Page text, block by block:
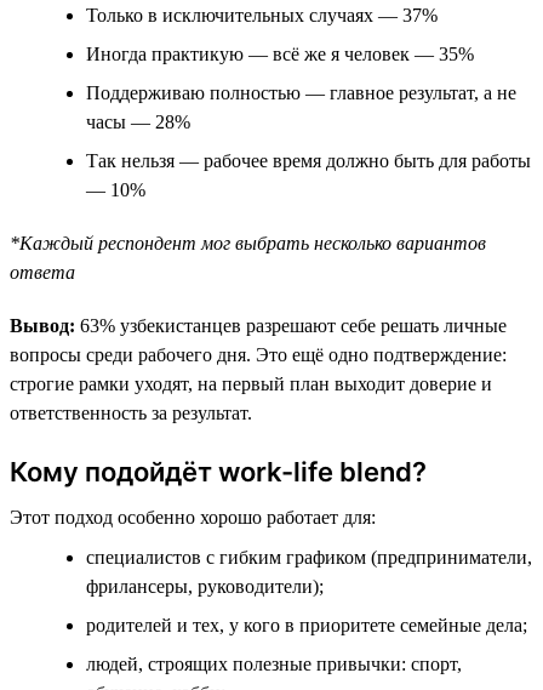
Только в исключительных случаях — 37%
Иногда практикую — всё же я человек — 35%
Поддерживаю полностью — главное результат, а не
часы — 28%
Так нельзя — рабочее время должно быть для работы
— 10%
*Каждый респондент мог выбрать несколько вариантов
ответа
Вывод: 63% узбекистанцев разрешают себе решать личные
вопросы среди рабочего дня. Это ещё одно подтверждение:
строгие рамки уходят, на первый план выходит доверие и
ответственность за результат.
Кому подойдёт work-life blend?
Этот подход особенно хорошо работает для:
специалистов с гибким графиком (предприниматели,
фрилансеры, руководители);
родителей и тех, у кого в приоритете семейные дела;
людей, строящих полезные привычки: спорт,